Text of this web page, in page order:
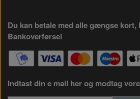
Du kan betale med alle gængse kort,
Bankoverførsel
Indtast din e mail her og modtag